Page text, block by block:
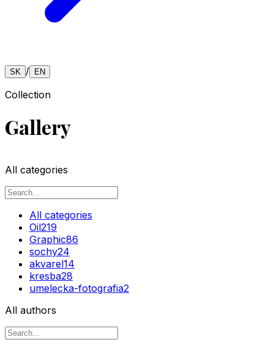
SK / EN
Collection
Gallery
All categories
All categories
Oil219
Graphic86
sochy24
akvarel14
kresba28
umelecka-fotografia2
All authors